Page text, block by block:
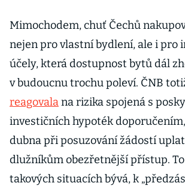
Mimochodem, chuť Čechů
nejen pro vlastní bydlení, ale i pro
účely, která dostupnost bytů dál
v budoucnu trochu poleví. ČNB
reagovalana rizika spojená s
investičních hypoték
dubna při posuzování žádostí
dlužníkům obezřetnější přístup.
takových situacích bývá, k